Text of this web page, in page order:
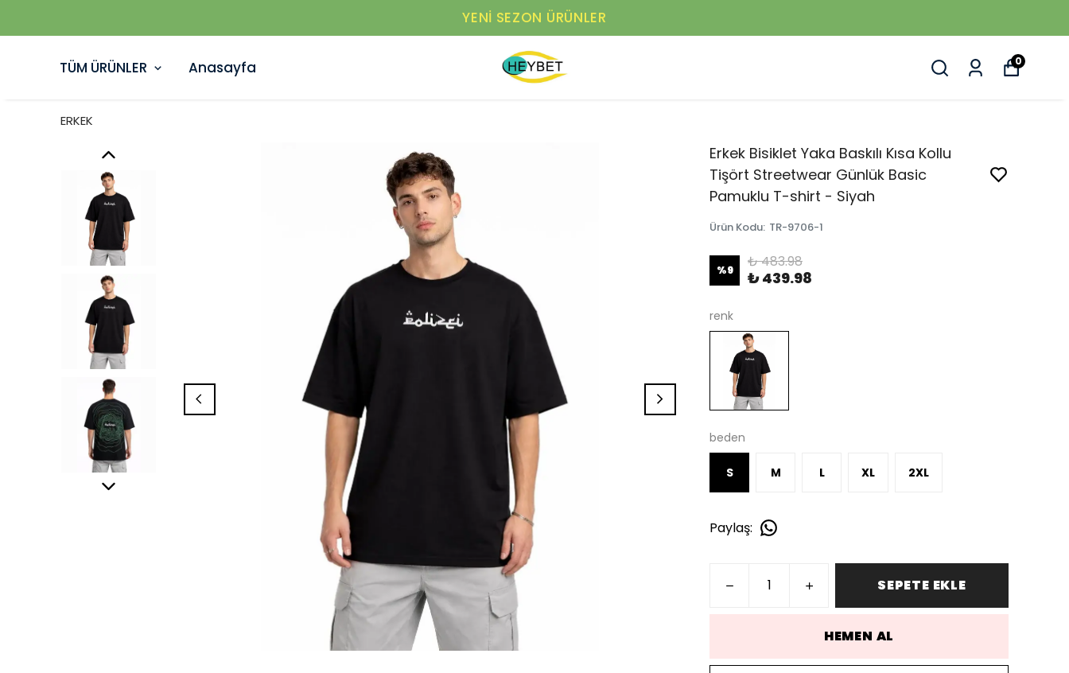
YENI SEZON ÜRÜNLER
TÜM ÜRÜNLER Anasayfa 0
ERKEK
Erkek Bisiklet Yaka Baskılı Kısa Kollu
Tişört Streetwear Günlük Basic
Pamuklu T-shirt - Siyah
Ürün Kodu: TR-9706-1
%9 ₺ 483.98
₺ 439.98
renk
beden
S M L XL 2XL
Paylaş:
SEPETE EKLE
HEMEN AL